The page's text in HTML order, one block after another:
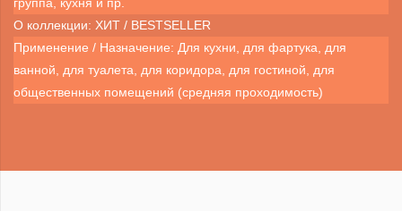
О коллекции: ХИТ / BESTSELLER
Применение / Назначение: Для кухни, для фартука, для
ванной, для туалета, для коридора, для гостиной, для
общественных помещений (средняя проходимость)